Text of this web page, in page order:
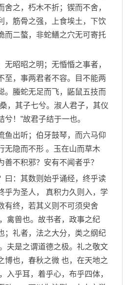
舍之，朽木不折；锲而不舍，
，筋骨之强，上食埃土，下饮
而二螯，非蛇鳝之穴无可寄托
昭昭之明；无惛惛之事者，
至，事两君者不容。目不能两
。螣蛇无足而飞，鼫鼠五技而
，其子七兮。淑人君子，其仪
！”故君子结于一也。
出听；伯牙鼓琴，而六马仰
无隐而不形 。玉在山而草木
不积邪？安有不闻者乎？
：其数则始乎诵经，终乎读
乎为圣人， 真积力久则入，学
有终，若其义则不可须臾舍
禽兽也。故书者，政事之纪
；礼者，法之大分，类之纲纪
夫是之谓道德之极。礼之敬文
博也，春秋之微 也，在天地之
入乎耳，着乎心，布乎四体，